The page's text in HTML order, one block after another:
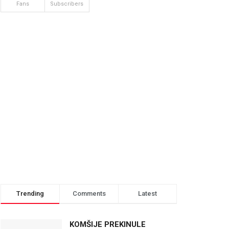
Fans Subscribers
Trending Comments Latest
KOMŠIJE PREKINULE